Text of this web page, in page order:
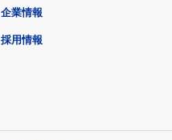
企業情報
採用情報